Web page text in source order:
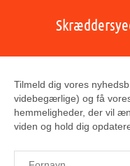
Tilmeld dig vores
videbegærlige) og få
hemmeligheder, der vil
viden og hold dig